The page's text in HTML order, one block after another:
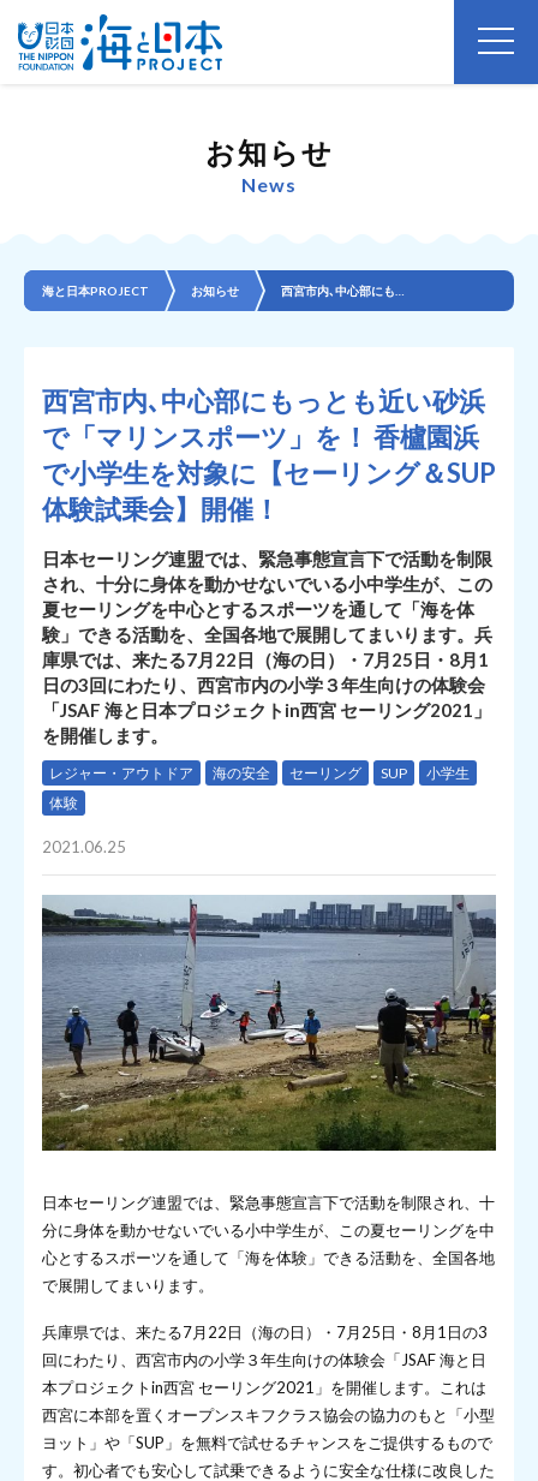
お知らせ
News
海と日本PROJECT お知らせ
西宮市内､中心部にもっとも近い砂浜
で「マリンスポーツ」を！ 香櫨園浜
で小学生を対象に【セーリング＆SUP
体験試乗会】開催！
日本セーリング連盟では、緊急事態宣言下で活動を制限
され、十分に身体を動かせないでいる小中学生が、この
夏セーリングを中心とするスポーツを通して「海を体
験」できる活動を、全国各地で展開してまいります。兵
庫県では、来たる7月22日（海の日）・7月25日・8月1
日の3回にわたり、西宮市内の小学３年生向けの体験会
「JSAF 海と日本プロジェクトin西宮 セーリング2021」
を開催します。
レジャー・アウトドア 海の安全 セーリング SUP
小学生
体験
2021.06.25
日本セーリング連盟では、緊急事態宣言下で活動を制限され、十
分に身体を動かせないでいる小中学生が、この夏セーリングを中
心とするスポーツを通して「海を体験」できる活動を、全国各地
で展開してまいります。
兵庫県では、来たる7月22日（海の日）・7月25日・8月1日の3
回にわたり、西宮市内の小学３年生向けの体験会「JSAF 海と日
本プロジェクトin西宮 セーリング2021」を開催します。これは
西宮に本部を置くオープンスキフクラス協会の協力のもと「小型
ヨット」や「SUP」を無料で試せるチャンスをご提供するもので
す。初心者でも安心して試乗できるように安全な仕様に改良した